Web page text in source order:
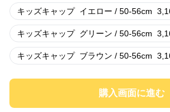
キッズキャップ イエロー / 50-56cm
キッズキャップ グリーン / 50-56cm
キッズキャップ ブラウン / 50-56cm
購入画面に進む